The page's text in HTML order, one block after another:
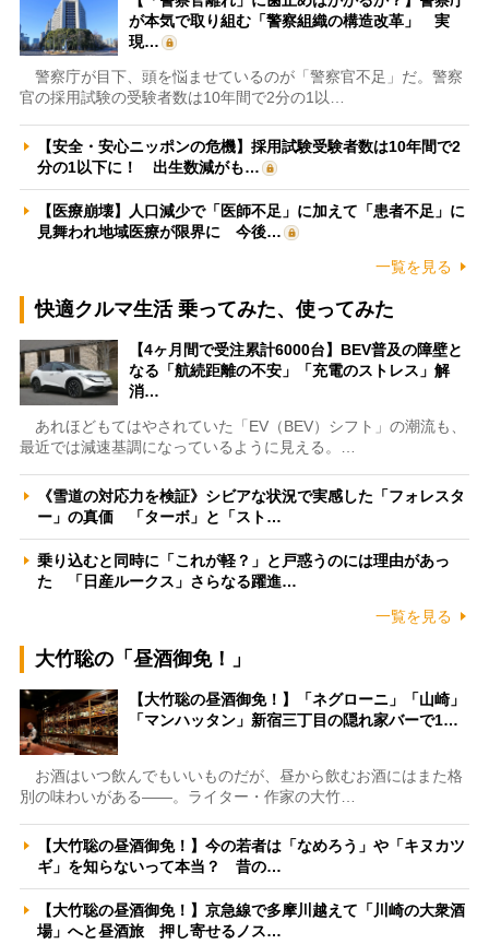
が本気で取り組む「警察組織の構造改革」 実
現…
警察庁が目下、頭を悩ませているのが「警察官不足」だ。警察
官の採用試験の受験者数は10年間で2分の1以…
【安全・安心ニッポンの危機】採用試験受験者数は10年間で2
分の1以下に！ 出生数減がも…
【医療崩壊】人口減少で「医師不足」に加えて「患者不足」に
見舞われ地域医療が限界に 今後…
一覧を見る
快適クルマ生活 乗ってみた、使ってみた
【4ヶ月間で受注累計6000台】BEV普及の障壁と
なる「航続距離の不安」「充電のストレス」解
消…
あれほどもてはやされていた「EV（BEV）シフト」の潮流も、
最近では減速基調になっているように見える。…
《雪道の対応力を検証》シビアな状況で実感した「フォレスタ
ー」の真価 「ターボ」と「スト…
乗り込むと同時に「これが軽？」と戸惑うのには理由があっ
た 「日産ルークス」さらなる躍進…
一覧を見る
大竹聡の「昼酒御免！」
【大竹聡の昼酒御免！】「ネグローニ」「山崎」
「マンハッタン」新宿三丁目の隠れ家バーで1…
お酒はいつ飲んでもいいものだが、昼から飲むお酒にはまた格
別の味わいがある――。ライター・作家の大竹…
【大竹聡の昼酒御免！】今の若者は「なめろう」や「キヌカツ
ギ」を知らないって本当？ 昔の…
【大竹聡の昼酒御免！】京急線で多摩川越えて「川崎の大衆酒
場」へと昼酒旅 押し寄せるノス…